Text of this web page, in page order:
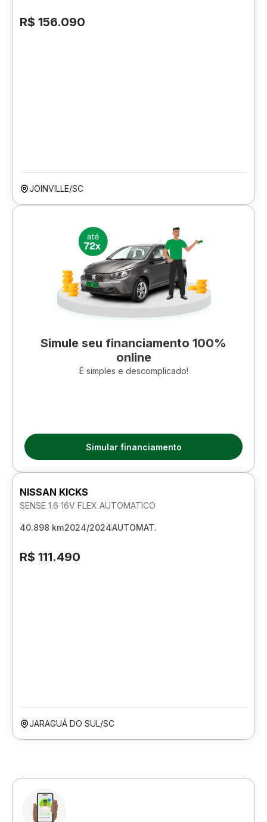
R$ 156.090
JOINVILLE/SC
Simule seu financiamento 100%
online
É simples e descomplicado!
Simular financiamento
NISSAN KICKS
SENSE 1.6 16V FLEX AUTOMATICO
40.898 km2024/2024AUTOMAT.
R$ 111.490
JARAGUÁ DO SUL/SC